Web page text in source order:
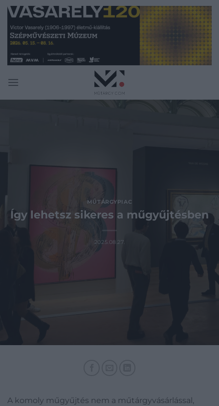
Skip
content
MŰTÁRGYPIAC
Így lehetsz sikeres a műgyűjtésben
2025.08.27.
A komoly műgyűjtés nem a műtárgyvásárlással,